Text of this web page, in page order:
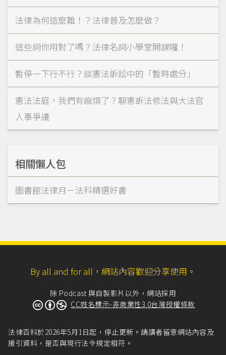
法律為何這麼難！？法律普及怎麼做？
這些詞你用對了嗎？法律名詞小學堂開課囉！
暫停一下行不行？談憲法訴訟中的「暫時處分」
憲法法庭，我們有麻煩了？聊憲訴法修法與大法官
人事爭議
相關懶人包
圖書館法律月－法科精選好書
By all and for all，網站內容歡迎分享使用。
除 Podcast 與自製影片以外，網站採用
CC姓名標示-非商業性3.0台灣授權條款
法律百科於2026年5月1日起，停止更新。請讀者留意網站內容及
援引資料，是否與現行法令規定相符。